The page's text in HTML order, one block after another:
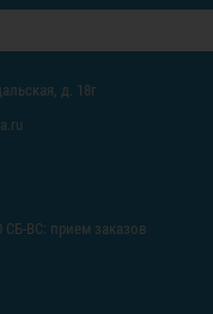
д. 18г
СБ-ВС: прием заказов